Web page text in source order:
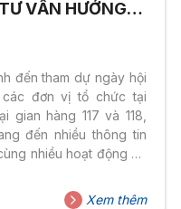
VẤN HƯỚNG
đến tham dự ngày hội
đơn vị tổ chức tại
gian hàng 117 và 118,
đến nhiều thông tin
nhiều hoạt động và
Xem thêm